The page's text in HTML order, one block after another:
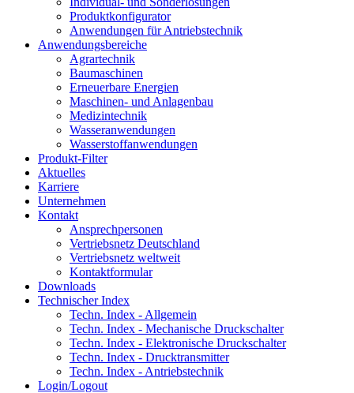
Produktkonfigurator
Anwendungen für Antriebstechnik
Anwendungsbereiche
Agrartechnik
Baumaschinen
Erneuerbare Energien
Maschinen- und Anlagenbau
Medizintechnik
Wasseranwendungen
Wasserstoffanwendungen
Produkt-Filter
Aktuelles
Karriere
Unternehmen
Kontakt
Ansprechpersonen
Vertriebsnetz Deutschland
Vertriebsnetz weltweit
Kontaktformular
Downloads
Technischer Index
Techn. Index - Allgemein
Techn. Index - Mechanische Druckschalter
Techn. Index - Elektronische Druckschalter
Techn. Index - Drucktransmitter
Techn. Index - Antriebstechnik
Login/Logout